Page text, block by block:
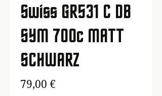
Swiss GR531 C DB
SYM 700c MATT
SCHWARZ
79,00 €